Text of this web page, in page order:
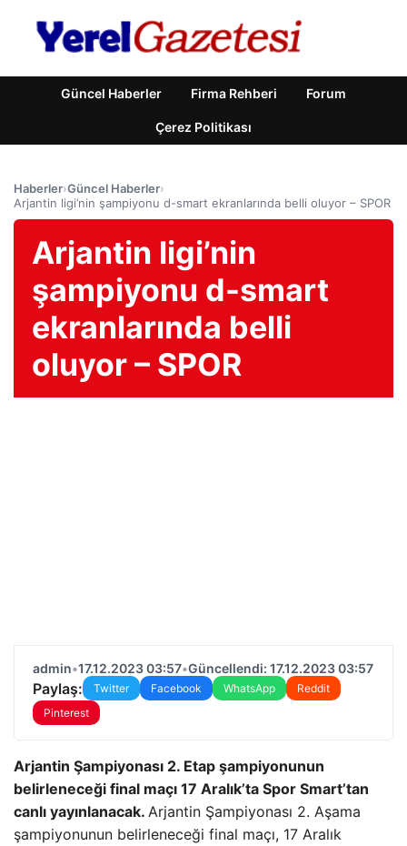
Güncel Haberler Firma Rehberi Forum
Çerez Politikası
Haberler›Güncel Haberler›
Arjantin ligi’nin şampiyonu d-smart ekranlarında belli oluyor – SPOR
Arjantin ligi’nin
şampiyonu d-smart
ekranlarında belli
oluyor – SPOR
admin•17.12.2023 03:57•Güncellendi: 17.12.2023 03:57
Paylaş: Twitter Facebook WhatsApp
Reddit
Pinterest
Arjantin Şampiyonası 2. Etap şampiyonunun
belirleneceği final maçı 17 Aralık’ta Spor Smart’tan
canlı yayınlanacak. Arjantin Şampiyonası 2. Aşama
şampiyonunun belirleneceği final maçı, 17 Aralık